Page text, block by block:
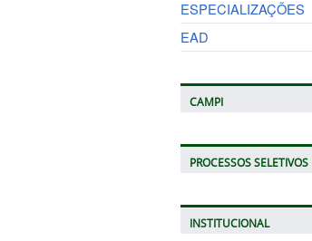
ESPECIALIZAÇÕES
EAD
CAMPI
PROCESSOS SELETIVOS
INSTITUCIONAL